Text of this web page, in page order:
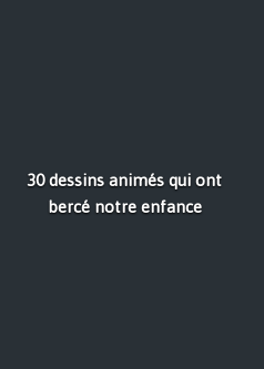
30 dessins animés qui ont
bercé notre enfance